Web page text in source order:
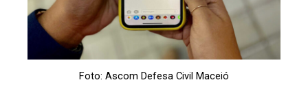
Foto: Ascom Defesa Civil Maceió